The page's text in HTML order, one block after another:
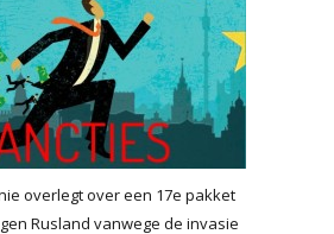
overlegt over een 17e pakket
Rusland vanwege de invasie